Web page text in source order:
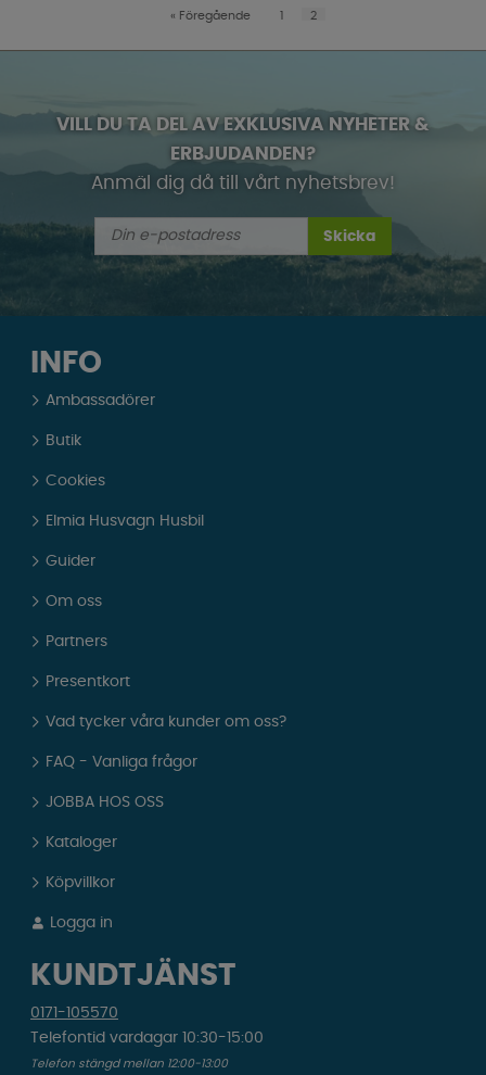
« Föregående 1 2
VILL DU TA DEL AV EXKLUSIVA NYHETER &
ERBJUDANDEN?
Anmäl dig då till vårt nyhetsbrev!
Skicka
INFO
Ambassadörer
Butik
Cookies
Elmia Husvagn Husbil
Guider
Om oss
Partners
Presentkort
Vad tycker våra kunder om oss?
FAQ - Vanliga frågor
JOBBA HOS OSS
Kataloger
Köpvillkor
Logga in
KUNDTJÄNST
0171-105570
Telefontid vardagar 10:30-15:00
Telefon stängd mellan 12:00-13:00